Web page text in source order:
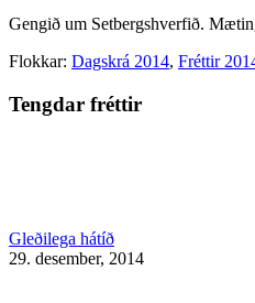
Gengið um Setbergshverfið.
Flokkar: Dagskrá 2014, Fréttir
Tengdar fréttir
Gleðilega hátíð
29. desember, 2014